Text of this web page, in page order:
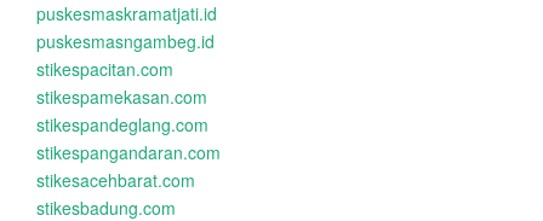
puskesmaskramatjati.id
puskesmasngambeg.id
stikespacitan.com
stikespamekasan.com
stikespandeglang.com
stikespangandaran.com
stikesacehbarat.com
stikesbadung.com